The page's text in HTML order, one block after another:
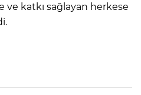
ve katkı sağlayan herkese